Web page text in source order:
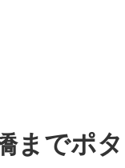
までポ